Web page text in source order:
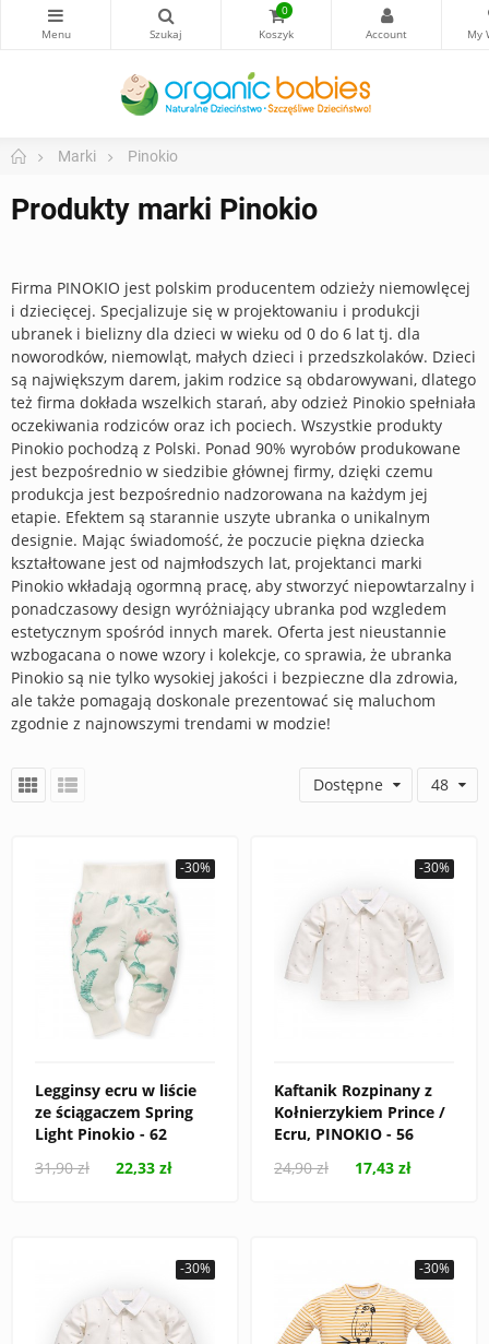
0
Marki Pinokio
Produkty marki Pinokio
Firma PINOKIO jest polskim producentem odzieży niemowlęcej
i dziecięcej. Specjalizuje się w projektowaniu i produkcji
ubranek i bielizny dla dzieci w wieku od 0 do 6 lat tj. dla
noworodków, niemowląt, małych dzieci i przedszkolaków. Dzieci
są największym darem, jakim rodzice są obdarowywani, dlatego
też firma dokłada wszelkich starań, aby odzież Pinokio spełniała
oczekiwania rodziców oraz ich pociech. Wszystkie produkty
Pinokio pochodzą z Polski. Ponad 90% wyrobów produkowane
jest bezpośrednio w siedzibie głównej firmy, dzięki czemu
produkcja jest bezpośrednio nadzorowana na każdym jej
etapie. Efektem są starannie uszyte ubranka o unikalnym
designie. Mając świadomość, że poczucie piękna dziecka
kształtowane jest od najmłodszych lat, projektanci marki
Pinokio wkładają ogormną pracę, aby stworzyć niepowtarzalny i
ponadczasowy design wyróżniający ubranka pod wzgledem
estetycznym spośród innych marek. Oferta jest nieustannie
wzbogacana o nowe wzory i kolekcje, co sprawia, że ubranka
Pinokio są nie tylko wysokiej jakości i bezpieczne dla zdrowia,
ale także pomagają doskonale prezentować się maluchom
zgodnie z najnowszymi trendami w modzie!
Dostępne 48
-30%
Legginsy ecru w liście
ze ściągaczem Spring
Light Pinokio - 62
31,90 zł
22,33 zł
-30%
Kaftanik Rozpinany z
Kołnierzykiem Prince /
Ecru, PINOKIO - 56
24,90 zł
17,43 zł
-30% -30%